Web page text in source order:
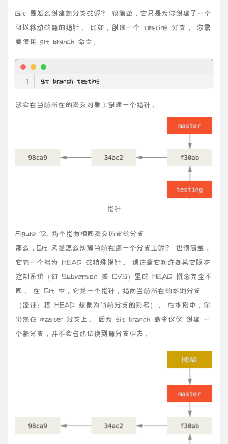
Git 是怎么创建新分支的呢？ 很简单，它只是为你创建了一个
可以移动的新的指针。 比如，创建一个 testing 分支， 你需
要使用 git branch 命令：
git branch testing
这会在当前所在的提交对象上创建一个指针。
指针
Figure 12. 两个指向相同提交历史的分支
那么，Git 又是怎么知道当前在哪一个分支上呢？ 也很简单，
它有一个名为 HEAD 的特殊指针。 请注意它和许多其它版本
控制系统（如 Subversion 或 CVS）里的 HEAD 概念完全不
同。 在 Git 中，它是一个指针，指向当前所在的本地分支
（译注：将 HEAD 想象为当前分支的别名）。 在本例中，你
仍然在 master 分支上。 因为 git branch 命令仅仅 创建 一
个新分支，并不会自动切换到新分支中去。